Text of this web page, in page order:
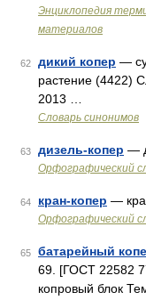
Энциклопедия
материалов
62 дикий копер —
растение (4422)
2013 …
Словарь синонимов
63 дизель-копер —
Орфографический
64 кран-копер —
Орфографический
65 батарейный
69. [ГОСТ 22582
копровый блок